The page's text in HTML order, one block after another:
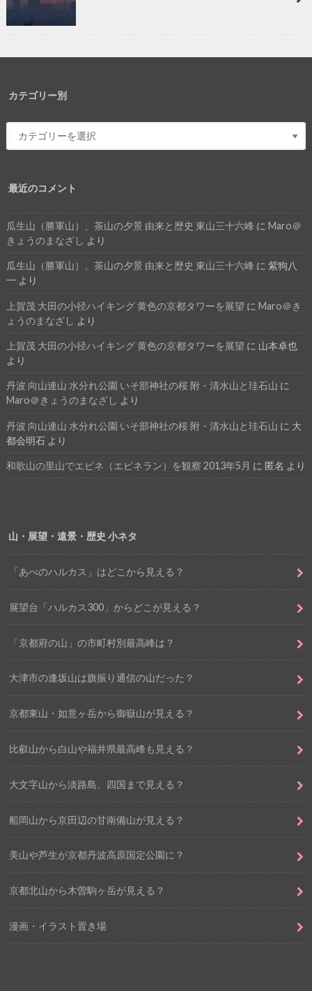
カテゴリー別
最近のコメント
瓜生山（勝軍山）、茶山の夕景 由来と歴史 東山三十六峰 に Maro＠
きょうのまなざし より
瓜生山（勝軍山）、茶山の夕景 由来と歴史 東山三十六峰 に 紫狗八
一 より
上賀茂 大田の小径ハイキング 黄色の京都タワーを展望 に Maro＠き
ょうのまなざし より
上賀茂 大田の小径ハイキング 黄色の京都タワーを展望 に 山本卓也
より
丹波 向山連山 水分れ公園 いそ部神社の桜 附・清水山と珪石山 に
Maro＠きょうのまなざし より
丹波 向山連山 水分れ公園 いそ部神社の桜 附・清水山と珪石山 に 大
都会明石より
和歌山の里山でエビネ（エビネラン）を観察 2013年5月 に 匿名 より
山・展望・遠景・歴史 小ネタ
「あべのハルカス」はどこから見える？
展望台「ハルカス300」からどこが見える？
「京都府の山」の市町村別最高峰は？
大津市の逢坂山は旗振り通信の山だった？
京都東山・如意ヶ岳から御嶽山が見える？
比叡山から白山や福井県最高峰も見える？
大文字山から淡路島、四国まで見える？
船岡山から京田辺の甘南備山が見える？
美山や芦生が京都丹波高原国定公園に？
京都北山から木曽駒ヶ岳が見える？
漫画・イラスト置き場